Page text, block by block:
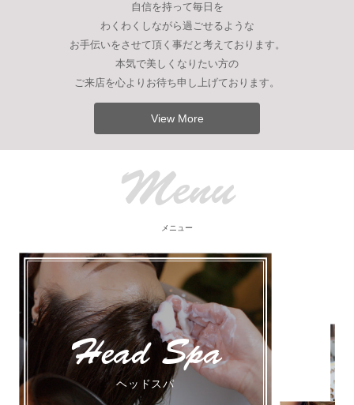
自信を持って毎日を
わくわくしながら過ごせるような
お手伝いをさせて頂く事だと考えております。
本気で美しくなりたい方の
ご来店を心よりお待ち申し上げております。
View More
Menu
メニュー
Head Spa
ヘッドスパ